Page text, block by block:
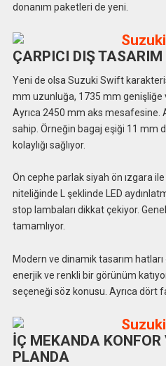
donanım paketleri de yeni.
ÇARPICI DIŞ TASARIM
Yeni de olsa Suzuki Swift
mm uzunluğa, 1735 mm genişliğe
Ayrıca 2450 mm aks mesafesine.
sahip. Örneğin bagaj eşiği 11 mm
kolaylığı sağlıyor.
Ön cephe parlak siyah ön ızgara
niteliğinde L şeklinde LED
stop lambaları dikkat çekiyor.
tamamlıyor.
Modern ve dinamik tasarım
enerjik ve renkli bir görünüm
seçeneği söz konusu. Ayrıca dört
İÇ MEKANDA KONFOR
PLANDA